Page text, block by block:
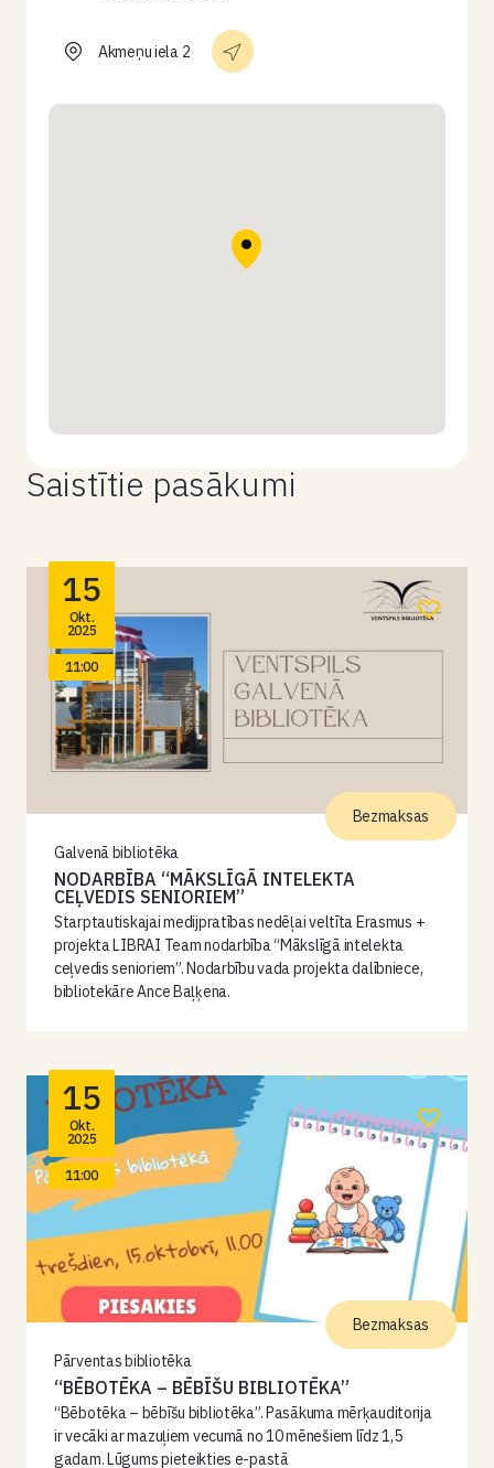
Akmeņu iela 2
Saistītie pasākumi
15
Okt.
2025
11:00
Galvenā bibliotēka
NODARBĪBA “MĀKSLĪGĀ INTELEKTA
CEĻVEDIS SENIORIEM”
Starptautiskajai medijpratības nedēļai veltīta Erasmus +
projekta LIBRAI Team nodarbība “Mākslīgā intelekta
ceļvedis senioriem”. Nodarbību vada projekta dalībniece,
bibliotekāre Ance Baļķena.
Bezmaksas
15
Okt.
2025
11:00
Pārventas bibliotēka
“BĒBOTĒKA – BĒBĪŠU BIBLIOTĒKA”
“Bēbotēka – bēbīšu bibliotēka”. Pasākuma mērķauditorija
ir vecāki ar mazuļiem vecumā no 10 mēnešiem līdz 1,5
gadam. Lūgums pieteikties e-pastā
Bezmaksas